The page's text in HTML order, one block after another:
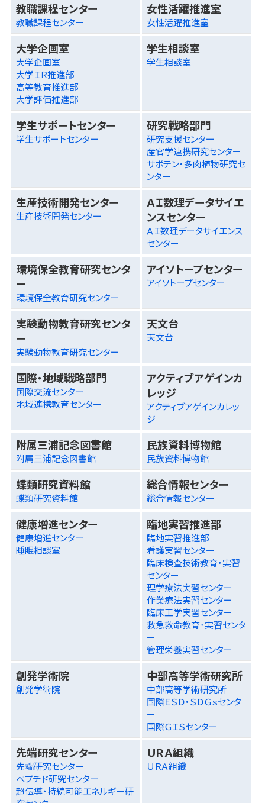
教職課程センター
教職課程センター
女性活躍推進室
女性活躍推進室
大学企画室
大学企画室
大学ＩＲ推進部
高等教育推進部
大学評価推進部
学生相談室
学生相談室
学生サポートセンター
学生サポートセンター
研究戦略部門
研究支援センター
産官学連携研究センター
サボテン・多肉植物研究セ
ンター
生産技術開発センター
生産技術開発センター
ＡＩ数理データサイエ
ンスセンター
ＡＩ数理データサイエンス
センター
環境保全教育研究センタ
ー
環境保全教育研究センター
アイソトープセンター
アイソトープセンター
実験動物教育研究センタ
ー
実験動物教育研究センター
天文台
天文台
国際・地域戦略部門
国際交流センター
地域連携教育センター
アクティブアゲインカ
レッジ
アクティブアゲインカレッ
ジ
附属三浦記念図書館
附属三浦記念図書館
民族資料博物館
民族資料博物館
蝶類研究資料館
蝶類研究資料館
総合情報センター
総合情報センター
健康増進センター
健康増進センター
睡眠相談室
臨地実習推進部
臨地実習推進部
看護実習センター
臨床検査技術教育・実習
センター
理学療法実習センター
作業療法実習センター
臨床工学実習センター
救急救命教育･実習センタ
ー
管理栄養実習センター
創発学術院
創発学術院
中部高等学術研究所
中部高等学術研究所
国際ＥＳＤ・ＳＤＧｓセンタ
ー
国際ＧＩＳセンター
先端研究センター
先端研究センター
ペプチド研究センター
超伝導・持続可能エネルギー研
ＵＲＡ組織
ＵＲＡ組織